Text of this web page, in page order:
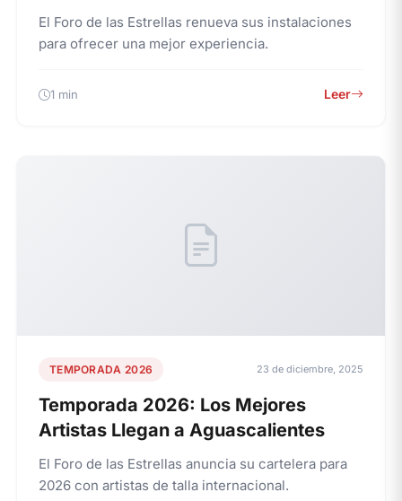
El Foro de las Estrellas renueva sus instalaciones
para ofrecer una mejor experiencia.
1 min Leer
TEMPORADA 2026 23 de diciembre, 2025
Temporada 2026: Los Mejores
Artistas Llegan a Aguascalientes
El Foro de las Estrellas anuncia su cartelera para
2026 con artistas de talla internacional.